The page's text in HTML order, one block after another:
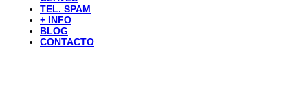
TEL. SPAM
+ INFO
BLOG
CONTACTO